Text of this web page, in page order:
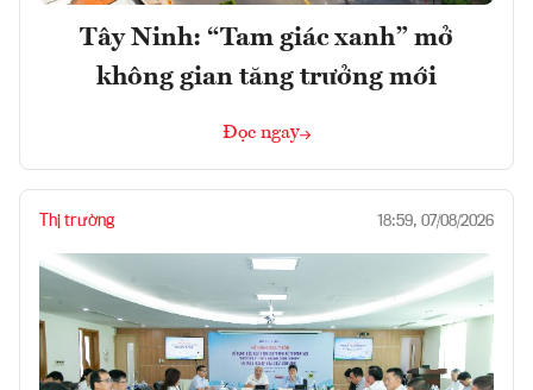
Tây Ninh: “Tam giác xanh” mở
không gian tăng trưởng mới
Đọc ngay
Thị trường 18:59, 07/08/2026